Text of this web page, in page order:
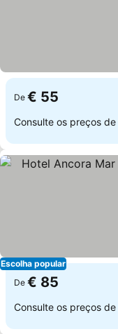
De € 55
Consulte os preços de
Escolha popular
De € 85
Consulte os preços de